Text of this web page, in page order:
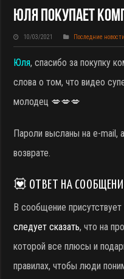
Юля Покупает
10/03/2021 Последние
Юля, спасибо за покупку
слова о том, что видео
молодец 💋💋💋
Пароли высланы на e-mail,
возврате.
💟 ОТВЕТ НА
В сообщение
следует сказать, что на
которой все плюсы и
правилах, чтобы люди